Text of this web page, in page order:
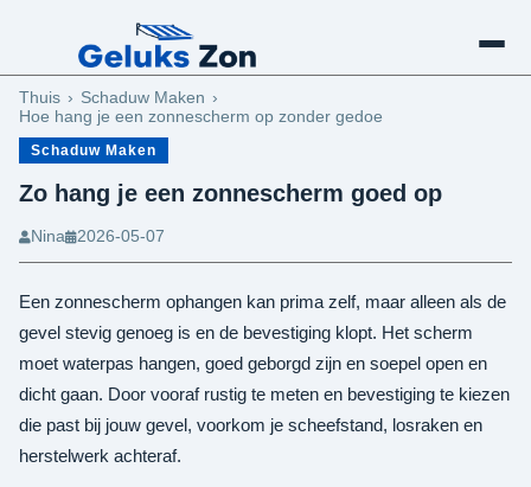
Schaduw Maken
Thuis
Schaduw Maken
Hoe hang je een zonnescherm op zonder gedoe
Schaduw Maken
Zo hang je een zonnescherm goed op
Nina 2026-05-07
Een zonnescherm ophangen kan prima zelf, maar alleen als de
gevel stevig genoeg is en de bevestiging klopt. Het scherm
moet waterpas hangen, goed geborgd zijn en soepel open en
dicht gaan. Door vooraf rustig te meten en bevestiging te kiezen
die past bij jouw gevel, voorkom je scheefstand, losraken en
herstelwerk achteraf.